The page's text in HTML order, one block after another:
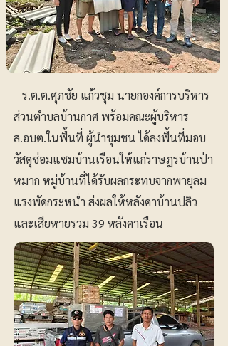
ร.ต.ต.ศุภชัย แก้วชุม นายกองค์การบริหาร
ส่วนตำบลบ้านกาศ พร้อมคณะผู้บริหาร
ส.อบต.ในพื้นที่ ผู้นำชุมชน ได้ลงพื้นที่มอบ
วัสดุซ่อมแซมบ้านเรือนให้แก่ราษฎรบ้านป่า
หมาก หมู่บ้านที่ได้รับผลกระทบจากพายุลม
แรงพัดกระหน่ำ ส่งผลให้หลังคาบ้านปลิว
และเสียหายรวม 39 หลังคาเรือน